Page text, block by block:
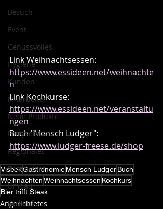
Besuch
Event
Genussvolles
Hygiene
Kunden
Mitarbeiter
Neue Produkte
Partyservice
Regionales
Restaurant
Umbau
Verkauf
Link Weihnachtsessen:
https://www.essideen.net/weihnachte
n
Link Kochkurse:
https://www.essideen.net/veranstaltu
ngen
Buch "Mensch Ludger":
https://www.ludger-freese.de/shop
VisbekGastronomieMensch LudgerBuch
WeihnachtenWeihnachtsessen Kochkurs
Bier trifft Steak
Angerichtetes